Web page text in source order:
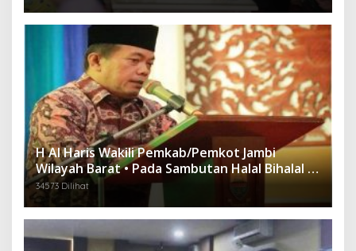
H Al Haris Wakili Pemkab/Pemkot Jambi
Wilayah Barat • Pada Sambutan Halal Bihalal di
Gubernuran
34573 Dilihat